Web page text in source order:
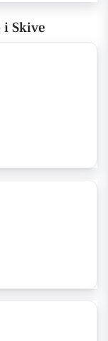
Skive